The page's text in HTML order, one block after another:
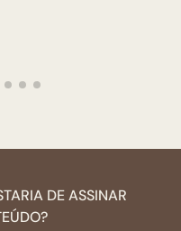
DE ASSINAR